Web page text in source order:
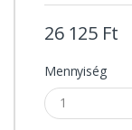
26 125 Ft
Mennyiség